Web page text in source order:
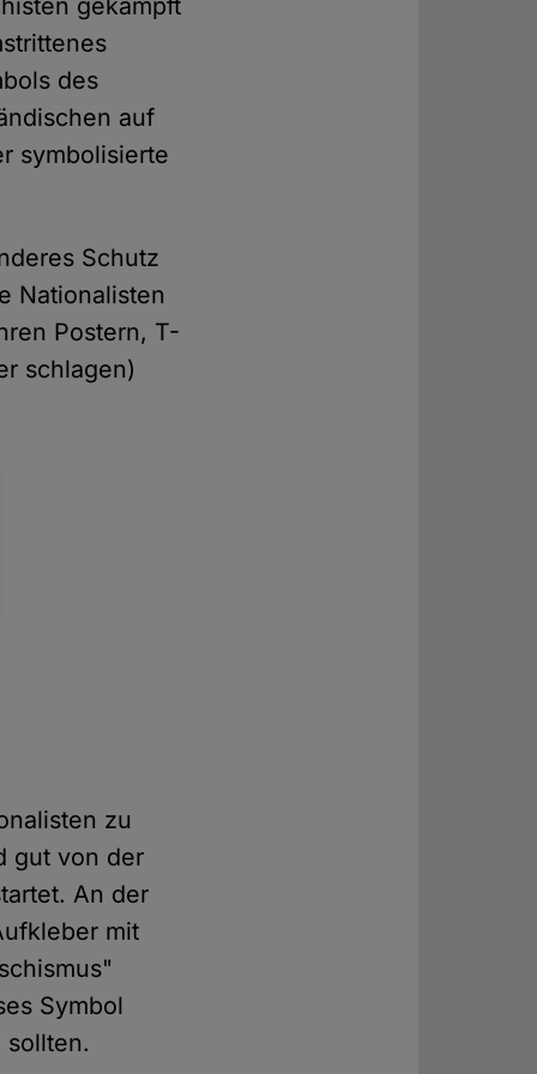
gekämpft
des
auf
symbolisierte
Schutz
Nationalisten
Postern, T-
schlagen)
zu
gut von der
An der
mit
Symbol
sollten.